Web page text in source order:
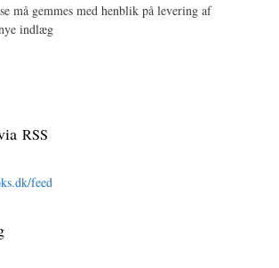
må gemmes med henblik på levering af
indlæg
RSS
feed